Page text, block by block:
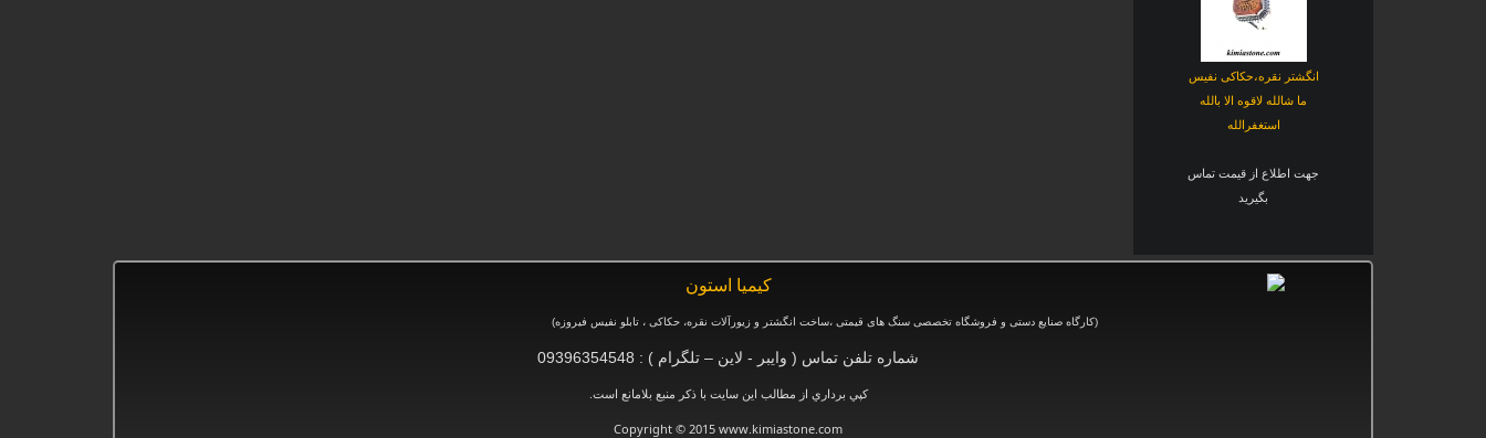
انگشتر نقره،حکاکی نفیس
ما شالله لاقوه الا بالله
استغفرالله
جهت اطلاع از قیمت تماس
بگیرید
كيميا استون
(کارگاه صنایع دستی و فروشگاه تخصصی سنگ های قیمتی ،ساخت انگشتر و زیورآلات نقره، حکاکی ، تابلو نفیس فیروزه)
شماره تلفن تماس ( وایبر - لاین – تلگرام ) : 09396354548
كپي برداري از مطالب اين سايت با ذكر منبع بلامانع است
Copyright © 2015 www.kimiastone.com